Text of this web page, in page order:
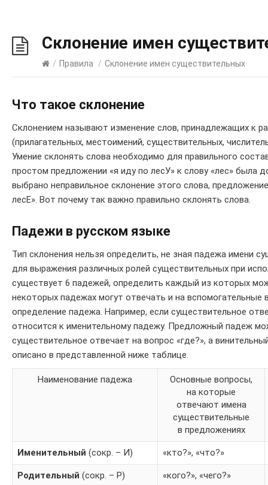
Склонение имен
/ Правила / Склонение имен существительных
Что такое склонение
Склонением называют изменение слов, принадлежащих к
(прилагательных, местоимений, существительных,
Умение склонять слова необходимо для правильного
простом предложении «я иду по лесУ» к слову «лес» была
выбрано неправильное склонение этого слова,
лесЕ». Вот почему так важно правильно склонять слова.
Падежи в русском языке
Тип склонения нельзя определить, не зная падежа имени
для выражения различных ролей существительных при
существует 6 падежей, определить каждый из которых
некоторых падежах могут отвечать и на
определение падежа. Например, если существительное
относится к именительному падежу. Предложный падеж
существительное отвечает на вопрос «где?», а
описано в представленной ниже таблице.
Наименование падежа
Основные вопросы,
на которые
отвечают имена
существительные
в предложениях
Именительный (сокр. – И) «кто?», «что?»
Родительный (сокр. – Р) «кого?», «чего?»